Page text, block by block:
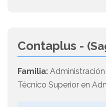
Contaplus -
Familia:
Técnico Superior en